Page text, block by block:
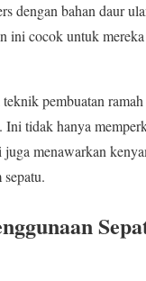
dengan bahan daur
ini cocok untuk
pembuatan
Ini tidak hanya
menawarkan